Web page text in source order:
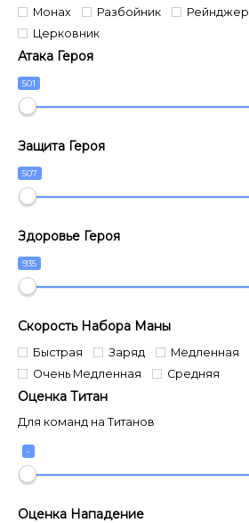
Монах
Разбойник Рейнджер
Церковник
Атака Героя
501
Защита Героя
507
Здоровье Героя
935
Скорость Набора Маны
Быстрая Заряд Медленная
Очень Медленная
Средняя
Оценка Титан
Для команд на Титанов
-
Оценка Нападение